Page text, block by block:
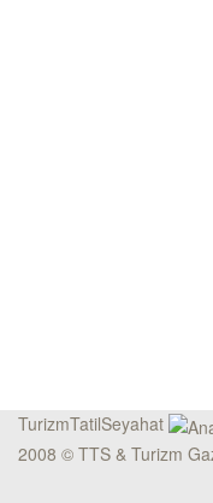
TurizmTatilSeyahat
2008 © TTS & Turizm